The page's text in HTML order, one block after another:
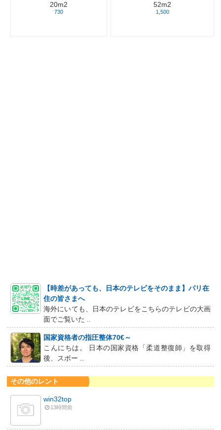
20m2
730
52m2
1,500
【時差があっても、日本のテレビをそのまま】パリ在
住の皆さまへ
海外にいても、日本のテレビをこちらのテレビの大画
面でご覧いた ..
国家資格者の指圧整体70€～
こんにちは。 日本の国家資格「柔道整復師」を取得
後、スポー ..
その他のレント
win32top
13時間前